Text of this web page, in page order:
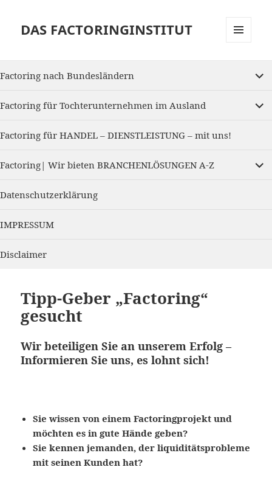
DAS FACTORINGINSTITUT
Factoring nach Bundesländern
child
Factoring für Tochterunternehmen im Ausland
child
Factoring für HANDEL – DIENSTLEISTUNG – mit uns!
Factoring| Wir bieten BRANCHENLÖSUNGEN A-Z
child
Datenschutzerklärung
IMPRESSUM
Disclaimer
Tipp-Geber „Factoring“
gesucht
Wir beteiligen Sie an unserem Erfolg –
Informieren Sie uns, es lohnt sich!
Sie wissen von einem Factoringprojekt und
möchten es in gute Hände geben?
Sie kennen jemanden, der liquiditätsprobleme
mit seinen Kunden hat?